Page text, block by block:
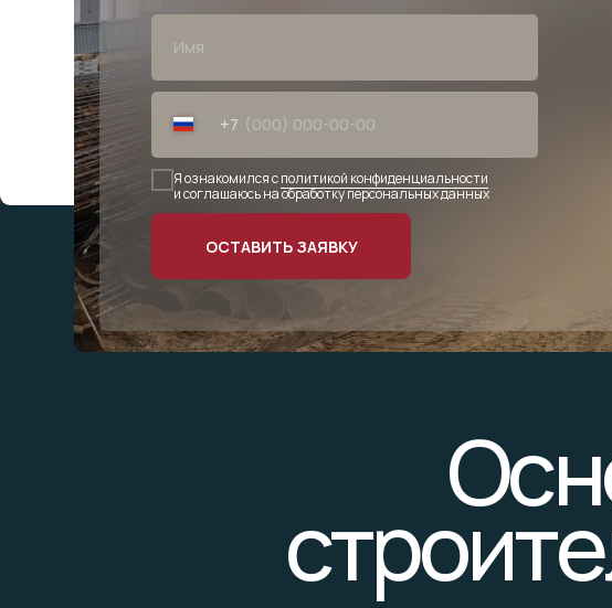
+7
Я ознакомился сполитикой конфиденциальности
и соглашаюсь на обработку персональных данных
ОСТАВИТЬ ЗАЯВКУ